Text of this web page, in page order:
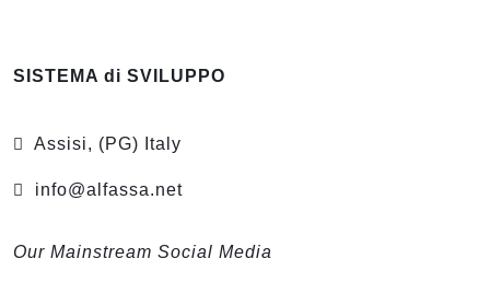
SISTEMA di SVILUPPO
Assisi, (PG) Italy
info@alfassa.net
Our Mainstream Social Media